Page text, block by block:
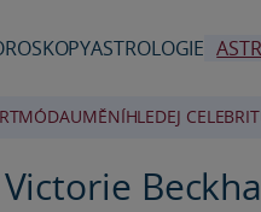
ASTROLOGIE
MÓDAUMĚNÍHLEDEJ